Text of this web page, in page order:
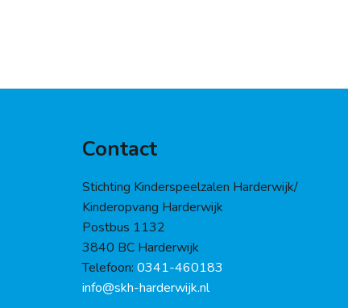
Contact
Stichting Kinderspeelzalen Harderwijk/
Kinderopvang Harderwijk
Postbus 1132
3840 BC Harderwijk
Telefoon: 0341-460183
info@skh-harderwijk.nl